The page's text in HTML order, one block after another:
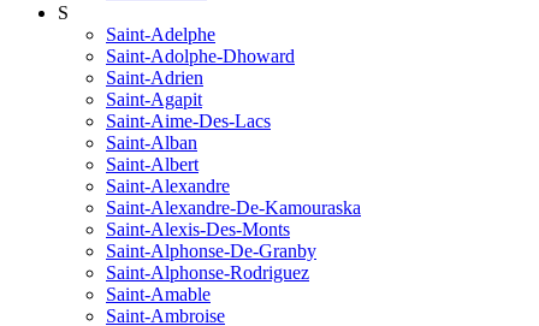
S
Saint-Adelphe
Saint-Adolphe-Dhoward
Saint-Adrien
Saint-Agapit
Saint-Aime-Des-Lacs
Saint-Alban
Saint-Albert
Saint-Alexandre
Saint-Alexandre-De-Kamouraska
Saint-Alexis-Des-Monts
Saint-Alphonse-De-Granby
Saint-Alphonse-Rodriguez
Saint-Amable
Saint-Ambroise